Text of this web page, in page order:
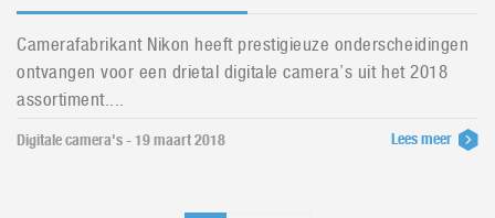
Camerafabrikant Nikon heeft prestigieuze onderscheidingen
ontvangen voor een drietal digitale camera’s uit het 2018
assortiment....
Digitale camera's - 19 maart 2018 Lees meer